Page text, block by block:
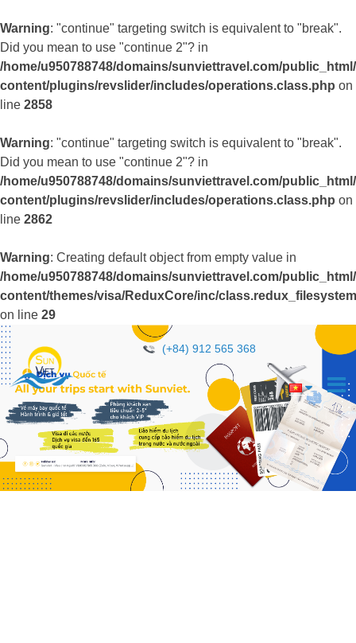
Warning: "continue" targeting switch is equivalent to "break".
Did you mean to use "continue 2"? in
/home/u950788748/domains/sunviettravel.com/
content/plugins/revslider/includes/operations.class.php on
line 2858
Warning: "continue" targeting switch is equivalent to "break".
Did you mean to use "continue 2"? in
/home/u950788748/domains/sunviettravel.com/
content/plugins/revslider/includes/operations.class.php on
line 2862
Warning: Creating default object from empty value in
/home/u950788748/domains/sunviettravel.com/
content/themes/visa/ReduxCore/inc/
on line 29
(+84) 912 565 368